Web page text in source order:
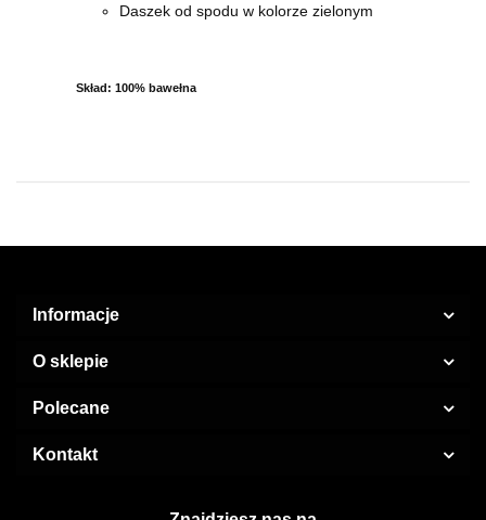
Daszek od spodu w kolorze zielonym
Skład: 100% bawełna
Informacje
O sklepie
Polecane
Kontakt